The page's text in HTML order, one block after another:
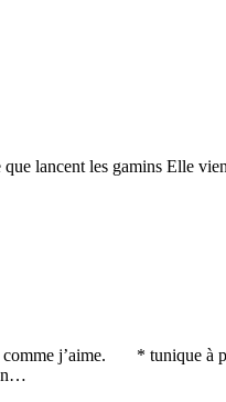
lancent les gamins Elle
comme j’aime. * tunique à